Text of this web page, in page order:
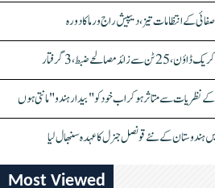
کے انتظامات تیز، دیپیش راج ورما کا دورہ
ضبط، 3 گرفتار
نظریات سے متاثر ہو کر اب خود کو "بیدار ہندو" مانتی ہوں
ہندوستان کے نئے قونصل جنرل کا عہدہ سنبھال لیا
Most Viewed